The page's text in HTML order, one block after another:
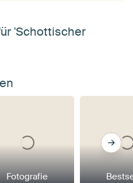
'Schottischer
Fotografie